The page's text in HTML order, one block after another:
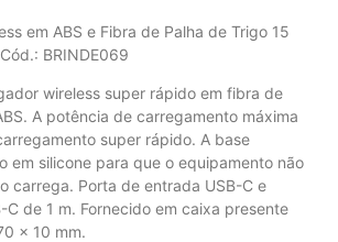
em ABS e Fibra de Palha de Trigo 15
BRINDE069
wireless super rápido em fibra de
A potência de carregamento máxima
super rápido. A base
em silicone para que o equipamento não
carrega. Porta de entrada USB-C e
C de 1 m. Fornecido em caixa presente
x 10 mm.